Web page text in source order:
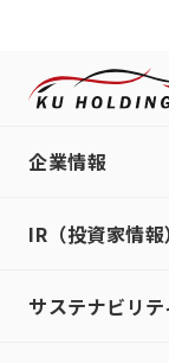
企業情報
IR（投資家情報
サステナビリテ